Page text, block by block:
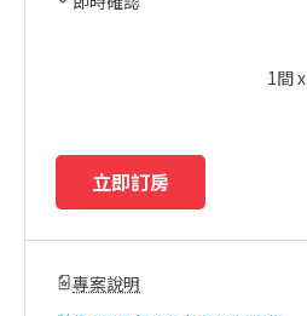
1間 x
立即訂房
專案說明